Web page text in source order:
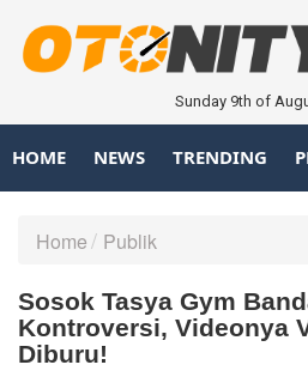
Sunday 9th of
HOME NEWS TRENDING
Home Publik
Sosok Tasya Gym
Kontroversi, Videonya
Diburu!